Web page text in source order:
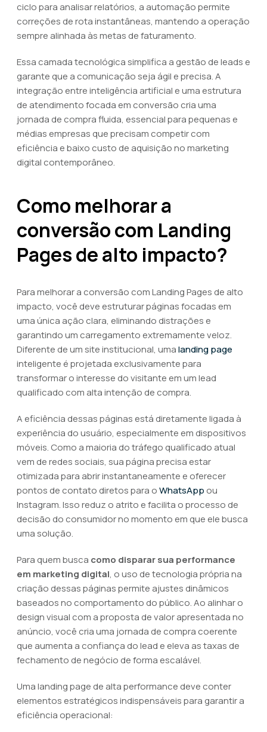
ciclo para analisar relatórios, a automação permite
correções de rota instantâneas, mantendo a operação
sempre alinhada às metas de faturamento.
Essa camada tecnológica simplifica a gestão de leads e
garante que a comunicação seja ágil e precisa. A
integração entre inteligência artificial e uma estrutura
de atendimento focada em conversão cria uma
jornada de compra fluida, essencial para pequenas e
médias empresas que precisam competir com
eficiência e baixo custo de aquisição no marketing
digital contemporâneo.
Como melhorar a
conversão com Landing
Pages de alto impacto?
Para melhorar a conversão com Landing Pages de alto
impacto, você deve estruturar páginas focadas em
uma única ação clara, eliminando distrações e
garantindo um carregamento extremamente veloz.
Diferente de um site institucional, umalanding page
inteligente é projetada exclusivamente para
transformar o interesse do visitante em um lead
qualificado com alta intenção de compra.
A eficiência dessas páginas está diretamente ligada à
experiência do usuário, especialmente em dispositivos
móveis. Como a maioria do tráfego qualificado atual
vem de redes sociais, sua página precisa estar
otimizada para abrir instantaneamente e oferecer
pontos de contato diretos para oWhatsApp ou
Instagram. Isso reduz o atrito e facilita o processo de
decisão do consumidor no momento em que ele busca
uma solução.
Para quem busca como disparar sua performance
em marketing digital, o uso de tecnologia própria na
criação dessas páginas permite ajustes dinâmicos
baseados no comportamento do público. Ao alinhar o
design visual com a proposta de valor apresentada no
anúncio, você cria uma jornada de compra coerente
que aumenta a confiança do lead e eleva as taxas de
fechamento de negócio de forma escalável.
Uma landing page de alta performance deve conter
elementos estratégicos indispensáveis para garantir a
eficiência operacional: